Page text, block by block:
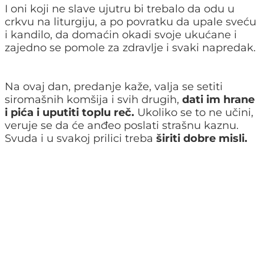
I oni koji ne slave ujutru bi trebalo da odu u
crkvu na liturgiju, a po povratku da upale sveću
i kandilo, da domaćin okadi svoje ukućane i
zajedno se pomole za zdravlje i svaki napredak.
Na ovaj dan, predanje kaže, valja se setiti
siromašnih komšija i svih drugih, dati im hrane
i pića i uputiti toplu reč. Ukoliko se to ne učini,
veruje se da će anđeo poslati strašnu kaznu.
Svuda i u svakoj prilici treba širiti dobre misli.